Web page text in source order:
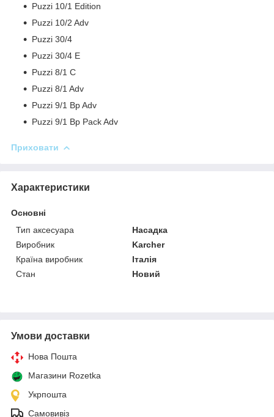
Puzzi 10/1 Edition
Puzzi 10/2 Adv
Puzzi 30/4
Puzzi 30/4 E
Puzzi 8/1 C
Puzzi 8/1 Adv
Puzzi 9/1 Bp Adv
Puzzi 9/1 Bp Pack Adv
Приховати
Характеристики
Основні
Тип аксесуара
Насадка
Виробник
Karcher
Країна виробник
Італія
Стан
Новий
Умови доставки
Нова Пошта
Магазини Rozetka
Укрпошта
Самовивіз